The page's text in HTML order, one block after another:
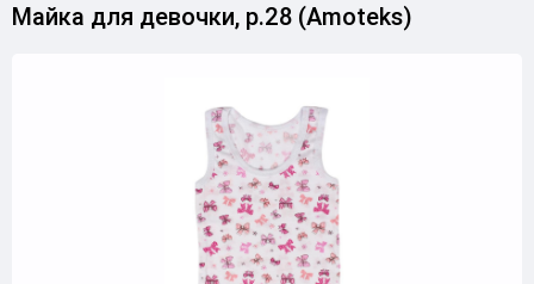
Майка для девочки, р.28 (Аmoteks)